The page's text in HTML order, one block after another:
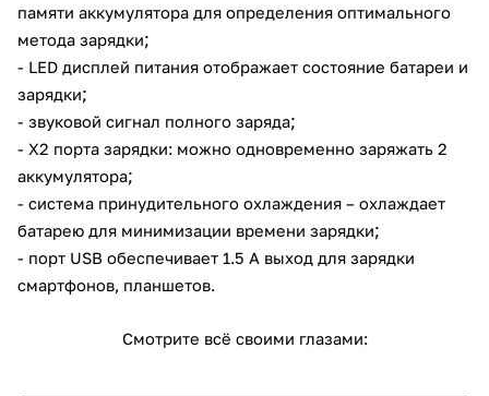
памяти аккумулятора для определения оптимального
метода зарядки;
- LED дисплей питания отображает состояние батареи и
зарядки;
- звуковой сигнал полного заряда;
- X2 порта зарядки: можно одновременно заряжать 2
аккумулятора;
- система принудительного охлаждения – охлаждает
батарею для минимизации времени зарядки;
- порт USB обеспечивает 1.5 А выход для зарядки
смартфонов, планшетов.
Смотрите всё своими глазами: